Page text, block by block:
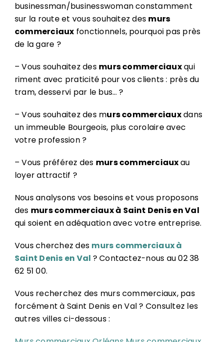
businessman/businesswoman constamment
sur la route et vous souhaitez des murs
commerciaux fonctionnels, pourquoi pas près
de la gare ?
– Vous souhaitez des murs commerciauxqui
riment avec praticité pour vos clients : près du
tram, desservi par le bus… ?
– Vous souhaitez des murs commerciauxdans
un immeuble Bourgeois, plus corolaire avec
votre profession ?
– Vous préférez des murs commerciauxau
loyer attractif ?
Nous analysons vos besoins et vous proposons
des murs commerciaux à Saint Denis en Val
qui soient en adéquation avec votre entreprise.
Vous cherchez des murs commerciaux à
Saint Denis en Val ? Contactez-nous au 02 38
62 51 00.
Vous recherchez des murs commerciaux, pas
forcément à Saint Denis en Val ? Consultez les
autres villes ci-dessous :